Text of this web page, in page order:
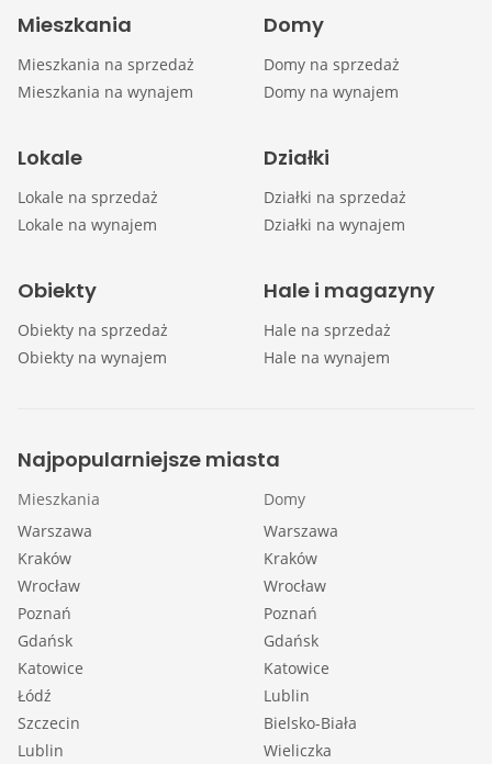
Mieszkania
Mieszkania na sprzedaż
Mieszkania na wynajem
Domy
Domy na sprzedaż
Domy na wynajem
Lokale
Lokale na sprzedaż
Lokale na wynajem
Działki
Działki na sprzedaż
Działki na wynajem
Obiekty
Obiekty na sprzedaż
Obiekty na wynajem
Hale i magazyny
Hale na sprzedaż
Hale na wynajem
Najpopularniejsze miasta
Mieszkania
Warszawa
Kraków
Wrocław
Poznań
Gdańsk
Katowice
Łódź
Szczecin
Lublin
Domy
Warszawa
Kraków
Wrocław
Poznań
Gdańsk
Katowice
Lublin
Bielsko-Biała
Wieliczka